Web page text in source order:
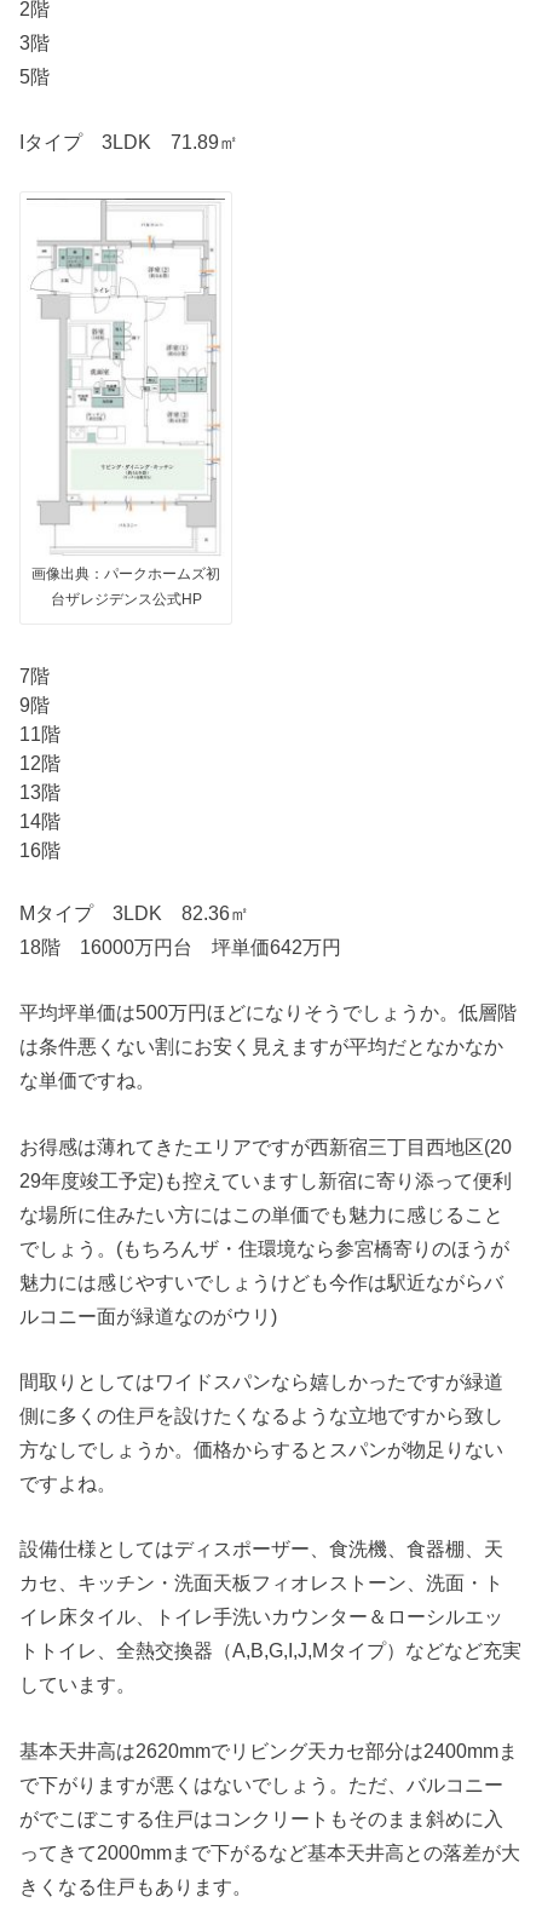
2階
3階
5階
Iタイプ 3LDK 71.89㎡
画像出典：パークホームズ初
台ザレジデンス公式HP
7階
9階
11階
12階
13階
14階
16階
Mタイプ 3LDK 82.36㎡
18階 16000万円台 坪単価642万円
平均坪単価は500万円ほどになりそうでしょうか。低層階
は条件悪くない割にお安く見えますが平均だとなかなか
な単価ですね。
お得感は薄れてきたエリアですが西新宿三丁目西地区(20
29年度竣工予定)も控えていますし新宿に寄り添って便利
な場所に住みたい方にはこの単価でも魅力に感じること
でしょう。(もちろんザ・住環境なら参宮橋寄りのほうが
魅力には感じやすいでしょうけども今作は駅近ながらバ
ルコニー面が緑道なのがウリ)
間取りとしてはワイドスパンなら嬉しかったですが緑道
側に多くの住戸を設けたくなるような立地ですから致し
方なしでしょうか。価格からするとスパンが物足りない
ですよね。
設備仕様としてはディスポーザー、食洗機、食器棚、天
カセ、キッチン・洗面天板フィオレストーン、洗面・ト
イレ床タイル、トイレ手洗いカウンター＆ローシルエッ
トトイレ、全熱交換器（A,B,G,I,J,Mタイプ）などなど充実
しています。
基本天井高は2620mmでリビング天カセ部分は2400mmま
で下がりますが悪くはないでしょう。ただ、バルコニー
がでこぼこする住戸はコンクリートもそのまま斜めに入
ってきて2000mmまで下がるなど基本天井高との落差が大
きくなる住戸もあります。